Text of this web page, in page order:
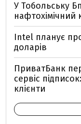
У Тобольську
нафтохімічний
Intel планує
доларів
ПриватБанк
сервіс
клієнти